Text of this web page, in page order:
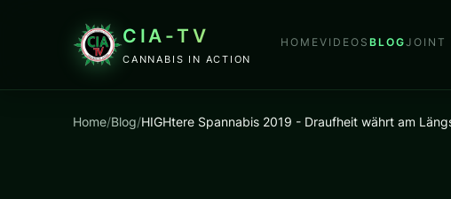
CIA-TV
CANNABIS IN ACTION
HOMEVIDEOSBLOGJOINT
Home/Blog/HIGHtere Spannabis 2019 - Draufheit währt am